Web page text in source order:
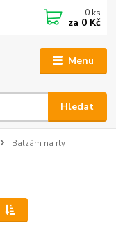
Menu
Hledat
0 ks
za 0 Kč
Balzám na rty